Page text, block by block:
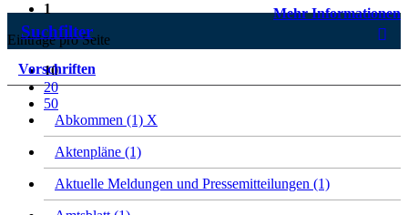
Mehr Informationen
1
Einträge pro Seite
10
20
50
Suchfilter
Vorschriften
Abkommen (1) X
Aktenpläne (1)
Aktuelle Meldungen und Pressemitteilungen (1)